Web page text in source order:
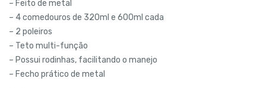
– Feito de metal
– 4 comedouros de 320ml e 600ml cada
– 2 poleiros
– Teto multi-função
– Possui rodinhas, facilitando o manejo
– Fecho prático de metal